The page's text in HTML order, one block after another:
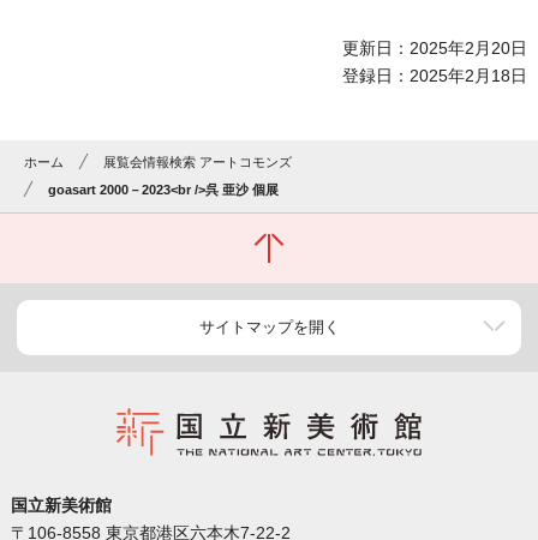
更新日：2025年2月20日
登録日：2025年2月18日
ホーム
展覧会情報検索 アートコモンズ
goasart 2000－2023<br />呉 亜沙 個展
サイトマップを開く
国立新美術館
〒106-8558 東京都港区六本木7-22-2